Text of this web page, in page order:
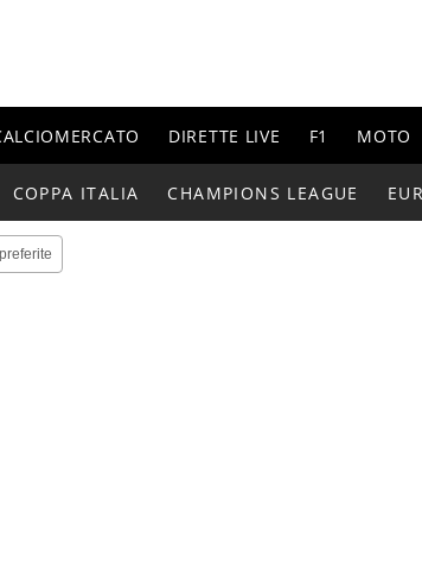
DIRETTE LIVE F1 MOTO
COPPA ITALIA CHAMPIONS LEAGUE